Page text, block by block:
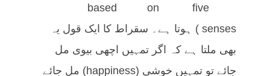
based on five
senses) ہوتا ہے۔ سقراط کا ایک قول یہ
بھی ملتا ہے کہ اگر تمہیں اچھی بیوی مل
جائے تو تمہیں خوشی (happiness) مل جائے